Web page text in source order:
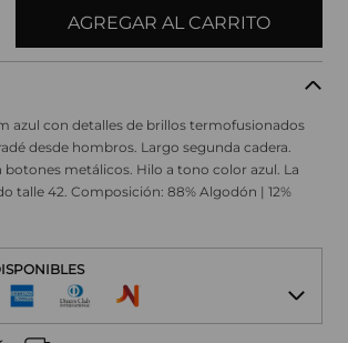
AGREGAR AL CARRITO
azul con detalles de brillos termofusionados
desde hombros. Largo segunda cadera.
metálicos. Hilo a tono color azul. La
talle 42. Composición: 88% Algodón | 12%